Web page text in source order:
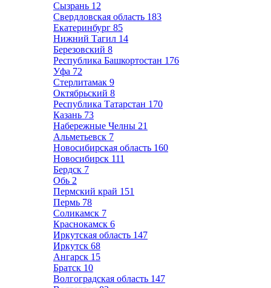
Сызрань 12
Свердловская область 183
Екатеринбург 85
Нижний Тагил 14
Березовский 8
Республика Башкортостан 176
Уфа 72
Стерлитамак 9
Октябрьский 8
Республика Татарстан 170
Казань 73
Набережные Челны 21
Альметьевск 7
Новосибирская область 160
Новосибирск 111
Бердск 7
Обь 2
Пермский край 151
Пермь 78
Соликамск 7
Краснокамск 6
Иркутская область 147
Иркутск 68
Ангарск 15
Братск 10
Волгоградская область 147